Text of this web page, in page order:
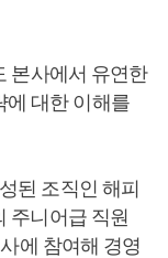
본사에서 유연한
에 대한 이해를
된 조직인 해피
주니어급 직원
에 참여해 경영